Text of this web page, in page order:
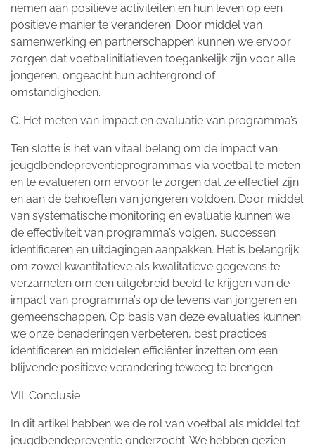
nemen aan positieve activiteiten en hun leven op een
positieve manier te veranderen. Door middel van
samenwerking en partnerschappen kunnen we ervoor
zorgen dat voetbalinitiatieven toegankelijk zijn voor alle
jongeren, ongeacht hun achtergrond of
omstandigheden.
C. Het meten van impact en evaluatie van programma’s
Ten slotte is het van vitaal belang om de impact van
jeugdbendepreventieprogramma’s via voetbal te meten
en te evalueren om ervoor te zorgen dat ze effectief zijn
en aan de behoeften van jongeren voldoen. Door middel
van systematische monitoring en evaluatie kunnen we
de effectiviteit van programma’s volgen, successen
identificeren en uitdagingen aanpakken. Het is belangrijk
om zowel kwantitatieve als kwalitatieve gegevens te
verzamelen om een uitgebreid beeld te krijgen van de
impact van programma’s op de levens van jongeren en
gemeenschappen. Op basis van deze evaluaties kunnen
we onze benaderingen verbeteren, best practices
identificeren en middelen efficiënter inzetten om een
blijvende positieve verandering teweeg te brengen.
VII. Conclusie
In dit artikel hebben we de rol van voetbal als middel tot
jeugdbendepreventie onderzocht. We hebben gezien